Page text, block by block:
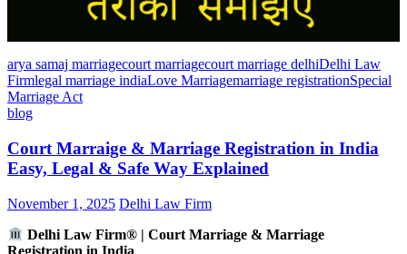
arya samaj marriagecourt marriagecourt marriage delhiDelhi Law
Firmlegal marriage indiaLove Marriagemarriage registrationSpecial
Marriage Act
blog
Court Marraige & Marriage Registration in India
Easy, Legal & Safe Way Explained
November 1, 2025 Delhi Law Firm
Delhi Law Firm® | Court Marriage & Marriage